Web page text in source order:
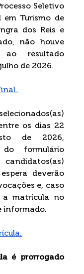
Seletivo
em Turismo de
dos Reis e
não houve
ao resultado
de 2026.
os dias 22
de 2026,
formulário
deverão
e, caso
a matrícula no
informado.
é prorrogado